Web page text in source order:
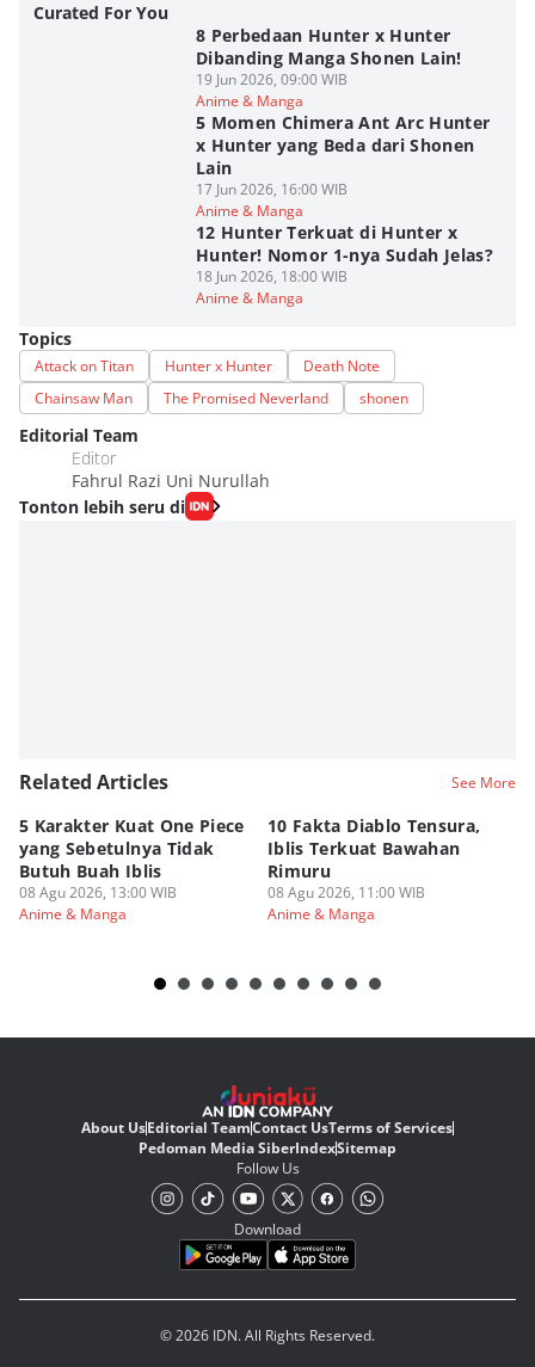
Curated For You
8 Perbedaan Hunter x Hunter
Dibanding Manga Shonen Lain!
19 Jun 2026, 09:00 WIB
Anime & Manga
5 Momen Chimera Ant Arc Hunter
x Hunter yang Beda dari Shonen
Lain
17 Jun 2026, 16:00 WIB
Anime & Manga
12 Hunter Terkuat di Hunter x
Hunter! Nomor 1-nya Sudah Jelas?
18 Jun 2026, 18:00 WIB
Anime & Manga
Topics
Attack on Titan Hunter x Hunter
Death Note
Chainsaw Man
The Promised Neverland shonen
Editorial Team
Editor
Fahrul Razi Uni Nurullah
Tonton lebih seru di
Related Articles See More
5 Karakter Kuat One Piece
yang Sebetulnya Tidak
Butuh Buah Iblis
08 Agu 2026, 13:00 WIB
Anime & Manga
10 Fakta Diablo Tensura,
Iblis Terkuat Bawahan
Rimuru
08 Agu 2026, 11:00 WIB
Anime & Manga
About UsEditorial TeamContact UsTerms of Services
Pedoman Media SiberIndexSitemap
Follow Us
Download
© 2026 IDN. All Rights Reserved.